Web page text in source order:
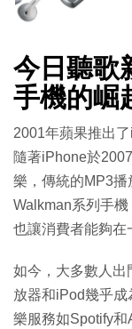
今日聽歌
手機的崛
2001年蘋果推出
隨著iPhone於
樂，傳統的MP3
Walkman系列手
也讓消費者能夠在
如今，大多數人出
放器和iPod幾乎成
樂服務如Spotify和